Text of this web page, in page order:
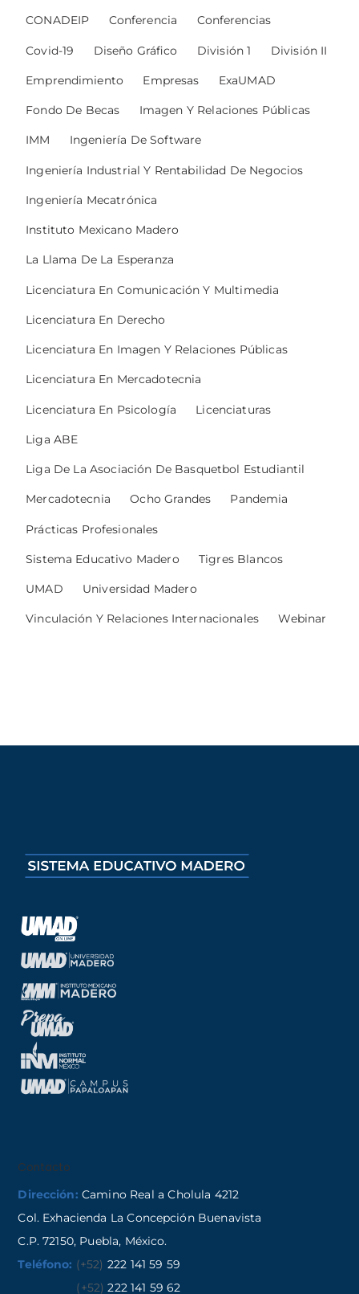
CONADEIP Conferencia Conferencias
Covid-19 Diseño Gráfico División 1 División II
Emprendimiento Empresas ExaUMAD
Fondo De Becas Imagen Y Relaciones Públicas
IMM Ingeniería De Software
Ingeniería Industrial Y Rentabilidad De Negocios
Ingeniería Mecatrónica
Instituto Mexicano Madero
La Llama De La Esperanza
Licenciatura En Comunicación Y Multimedia
Licenciatura En Derecho
Licenciatura En Imagen Y Relaciones Públicas
Licenciatura En Mercadotecnia
Licenciatura En Psicología Licenciaturas
Liga ABE
Liga De La Asociación De Basquetbol Estudiantil
Mercadotecnia Ocho Grandes Pandemia
Prácticas Profesionales
Sistema Educativo Madero Tigres Blancos
UMAD Universidad Madero
Vinculación Y Relaciones Internacionales Webinar
Contacto
Dirección: Camino Real a Cholula 4212
Col. Exhacienda La Concepción Buenavista
C.P. 72150, Puebla, México.
Teléfono: (+52) 222 141 59 59
(+52) 222 141 59 62